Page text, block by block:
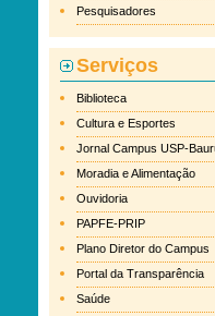
Pesquisadores
Serviços
Biblioteca
Cultura e Esportes
Jornal Campus USP-
Moradia e Alimentação
Ouvidoria
PAPFE-PRIP
Plano Diretor do Campus
Portal da Transparência
Saúde